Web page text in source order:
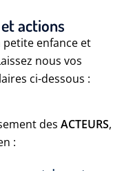
actions
enfance et
nous vos
ci-dessous :
des ACTEURS,
: